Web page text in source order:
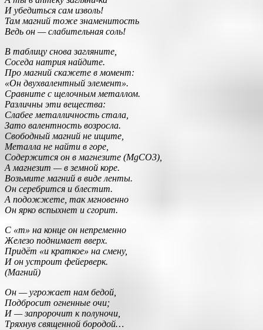
И убедиться сам изволь!
Там магний тоже знаменитость
Ведь он — слабительная соль!
В таблицу снова загляните,
Соседа натрия найдите.
Про магний скажете в момент:
«Он двухвалентный элемент».
Сравните с щелочным металлом.
Различны эти вещества:
Слабее металличность стала,
Зато валентность возросла.
Свободный магний не ищите,
Металла не найти в горе,
Содержится он в магнезите (MgCO3),
А магнезит — в земной коре.
Возьмите магний в виде ленты.
Он серебрится и блестит.
А подожжете, так мгновенно
Он ярко вспыхнет и сгорит.
С «т» на конце он непременно
Железо поднимает вверх.
Придёт «и краткое» на смену,
И он устроит фейерверк.
(Магний)
Он — угрожает нам бедой,
Подбросит огненные очи;
И — запророчит к полуночи,
Тряхнув священной бородой…